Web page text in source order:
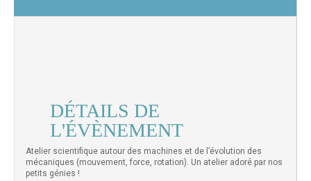
DÉTAILS DE
L'ÉVÈNEMENT
Atelier scientifique autour des machines et de l’évolution des
mécaniques (mouvement, force, rotation). Un atelier adoré par nos
petits génies !